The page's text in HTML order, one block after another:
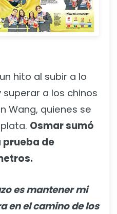
hito al subir a lo
a los chinos
Wang, quienes se
Osmar sumó
prueba de
es mantener mi
en el camino de los